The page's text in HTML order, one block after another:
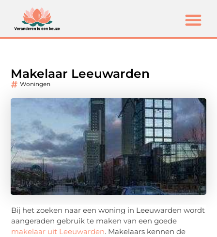
Makelaar Leeuwarden
Woningen
Bij het zoeken naar een woning in Leeuwarden wordt
aangeraden gebruik te maken van een goede
makelaar uit Leeuwarden. Makelaars kennen de